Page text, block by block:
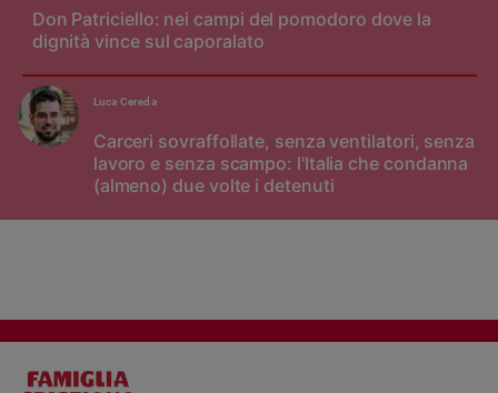
Don Patriciello: nei campi del pomodoro dove la
dignità vince sul caporalato
Carceri sovraffollate, senza ventilatori, senza
lavoro e senza scampo: l'Italia che condanna
(almeno) due volte i detenuti
Luca Cereda